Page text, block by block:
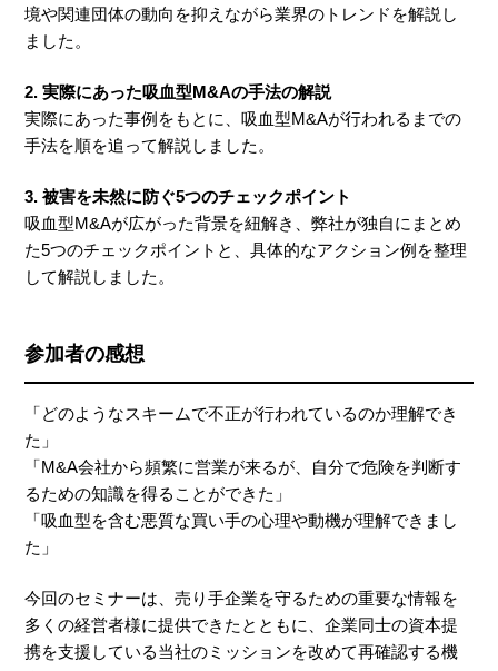
境や関連団体の動向を抑えながら業界のトレンドを解説し
ました。
2. 実際にあった吸血型M&Aの手法の解説
実際にあった事例をもとに、吸血型M&Aが行われるまでの
手法を順を追って解説しました。
3. 被害を未然に防ぐ5つのチェックポイント
吸血型M&Aが広がった背景を紐解き、弊社が独自にまとめ
た5つのチェックポイントと、具体的なアクション例を整理
して解説しました。
参加者の感想
「どのようなスキームで不正が行われているのか理解でき
た」
「M&A会社から頻繁に営業が来るが、自分で危険を判断す
るための知識を得ることができた」
「吸血型を含む悪質な買い手の心理や動機が理解できまし
た」
今回のセミナーは、売り手企業を守るための重要な情報を
多くの経営者様に提供できたとともに、企業同士の資本提
携を支援している当社のミッションを改めて再確認する機